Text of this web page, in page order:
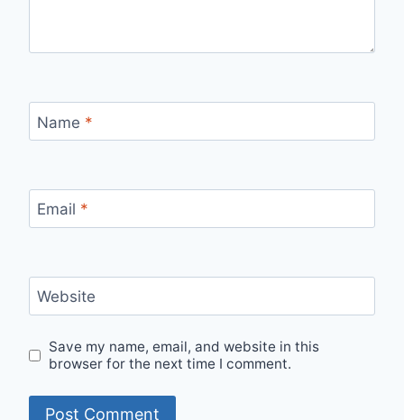
Name *
Email *
Website
Save my name, email, and website in this
browser for the next time I comment.